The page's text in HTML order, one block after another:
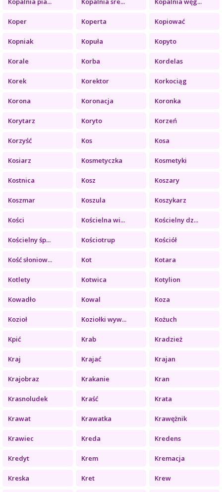
Koper Koperta Kopiować
Kopniak Kopuła Kopyto
Korale Korba Kordelas
Korek Korektor Korkociąg
Korona Koronacja Koronka
Korytarz Koryto Korzeń
Korzyść Kos Kosa
Kosiarz Kosmetyczka Kosmetyki
Kostnica Kosz Koszary
Koszmar Koszula Koszykarz
Kości Kościelna wi... Kościelny dz...
Kościelny śp... Kościotrup Kościół
Kość słoniow... Kot Kotara
Kotlety Kotwica Kotylion
Kowadło Kowal Koza
Kozioł Koziołki wyw... Kożuch
Kpić Krab Kradzież
Kraj Krajać Krajan
Krajobraz Krakanie Kran
Krasnoludek Kraść Krata
Krawat Krawatka Krawężnik
Krawiec Kreda Kredens
Kredyt Krem Kremacja
Kreska Kret Krew